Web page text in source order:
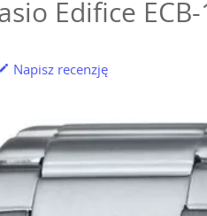
Edifice
Napisz recenzję